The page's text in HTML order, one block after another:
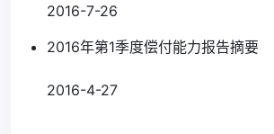
2016-7-26
2016年第1季度偿付能力报告摘要
2016-4-27